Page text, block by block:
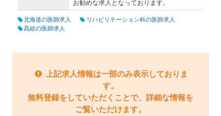
お勧めな求人となっております。
北海道の医師求人
リハビリテーション科の医師求人
高給の医師求人
上記求人情報は一部のみ表示しておりま
す。
無料登録をしていただくことで、詳細な情報を
ご覧いただけます。